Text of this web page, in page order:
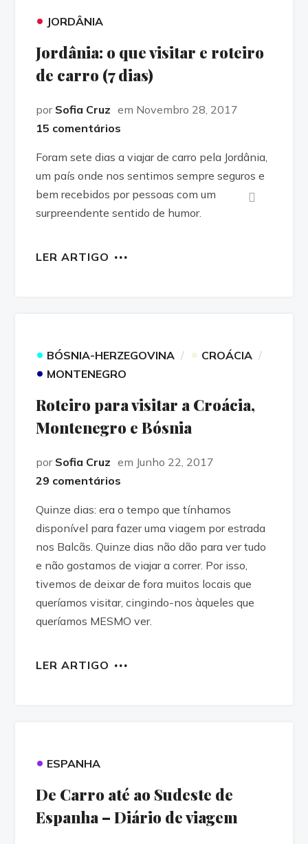
• JORDÂNIA
Jordânia: o que visitar e roteiro
de carro (7 dias)
por Sofia Cruz em Novembro 28, 2017
15 comentários
Foram sete dias a viajar de carro pela Jordânia,
um país onde nos sentimos sempre seguros e
bem recebidos por pessoas com um
surpreendente sentido de humor.
LER ARTIGO
• BÓSNIA-HERZEGOVINA • CROÁCIA
• MONTENEGRO
Roteiro para visitar a Croácia,
Montenegro e Bósnia
por Sofia Cruz em Junho 22, 2017
29 comentários
Quinze dias: era o tempo que tínhamos
disponível para fazer uma viagem por estrada
nos Balcãs. Quinze dias não dão para ver tudo
e não gostamos de viajar a correr. Por isso,
tivemos de deixar de fora muitos locais que
queríamos visitar, cingindo-nos àqueles que
queríamos MESMO ver.
LER ARTIGO
• ESPANHA
De Carro até ao Sudeste de
Espanha – Diário de viagem